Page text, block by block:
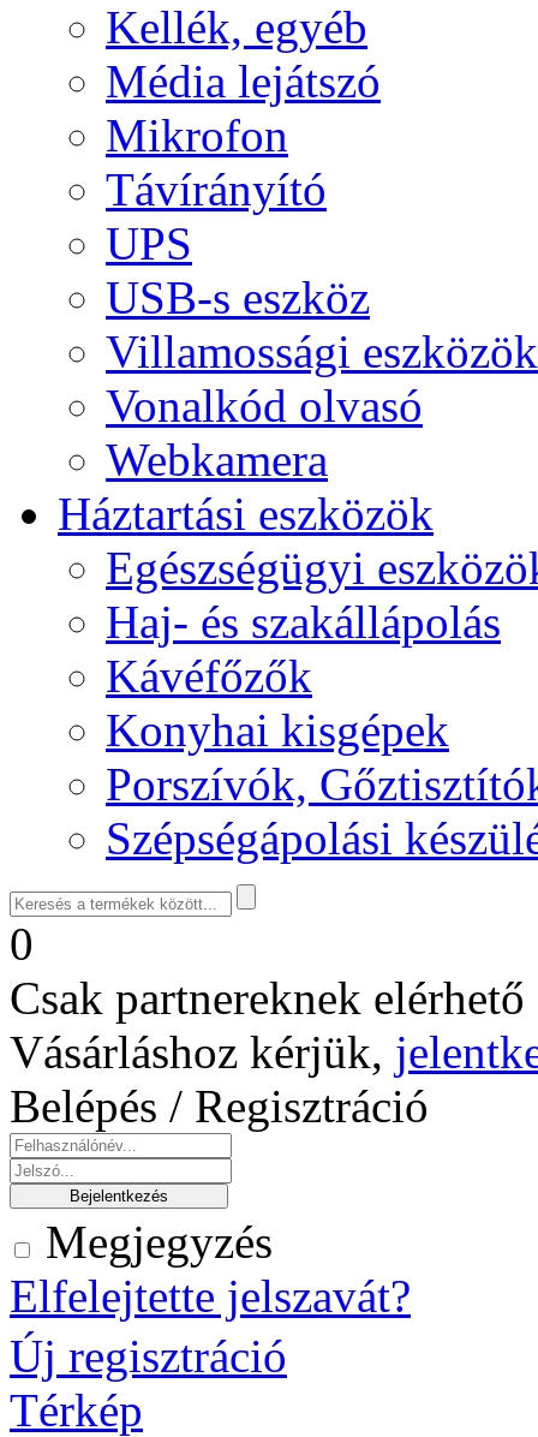
Kellék, egyéb
Média lejátszó
Mikrofon
Távírányító
UPS
USB-s eszköz
Villamossági eszközök
Vonalkód olvasó
Webkamera
Háztartási eszközök
Egészségügyi
Haj- és szakállápolás
Kávéfőzők
Konyhai kisgépek
Porszívók,
Szépségápolási
0
Csak partnereknek
Vásárláshoz kérjük,
Belépés / Regisztráció
Megjegyzés
Elfelejtette jelszavát?
Új regisztráció
Térkép